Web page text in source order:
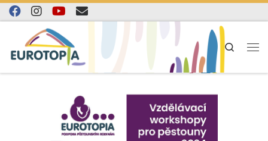
Skip to content
Search